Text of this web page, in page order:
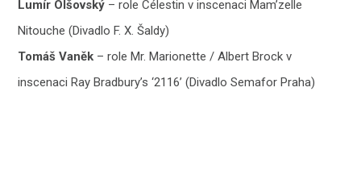
Lumír Olšovský – role Célestin v inscenaci Mam’zelle
Nitouche (Divadlo F. X. Šaldy)
Tomáš Vaněk – role Mr. Marionette / Albert Brock v
inscenaci Ray Bradbury’s ‘2116’ (Divadlo Semafor Praha)